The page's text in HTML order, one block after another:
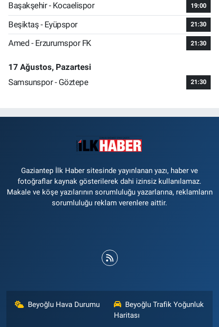
Başakşehir - Kocaelispor
19:00
Beşiktaş - Eyüpspor 21:30
Amed - Erzurumspor FK 21:30
17 Ağustos, Pazartesi
Samsunspor - Göztepe
21:30
Gaziantep İlk Haber sitesinde yayınlanan yazı, haber ve
fotoğraflar kaynak gösterilerek dahi izinsiz kullanılamaz.
Makale ve köşe yazılarının sorumluluğu yazarlarına, reklamların
sorumluluğu reklam verenlere aittir.
Beyoğlu Hava Durumu
Beyoğlu Trafik Yoğunluk
Haritası